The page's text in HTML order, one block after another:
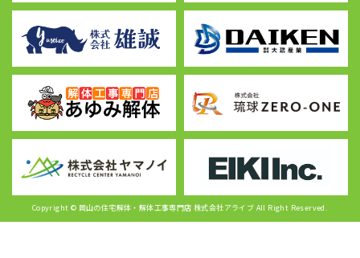
Copyright © 岡山の住宅解体・解体工事専門店 株式会社アライブ All Right Reserved.